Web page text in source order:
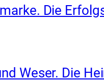
Die
Weser. Die